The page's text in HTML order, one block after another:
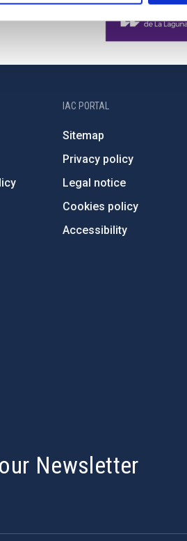
IAC PORTAL
Sitemap
Privacy policy
Legal notice
Cookies policy
Accessibility
Newsletter